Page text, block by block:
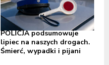
POLICJA podsumowuje
lipiec na naszych drogach.
Śmierć, wypadki i pijani